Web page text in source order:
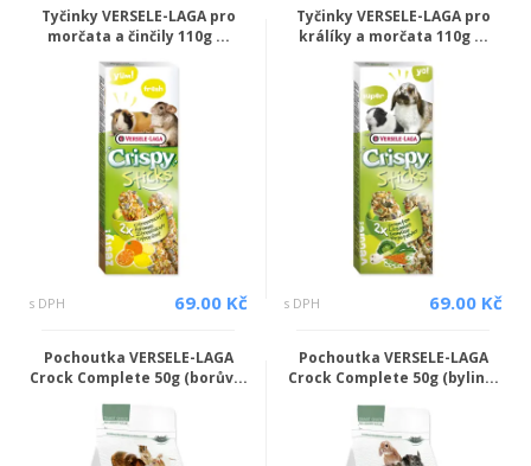
Tyčinky VERSELE-LAGA pro
morčata a činčily 110g ...
s DPH 69.00 Kč
Tyčinky VERSELE-LAGA pro
králíky a morčata 110g ...
s DPH 69.00 Kč
Pochoutka VERSELE-LAGA
Crock Complete 50g (borův...
Pochoutka VERSELE-LAGA
Crock Complete 50g (bylin...